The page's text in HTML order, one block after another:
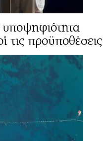
προϋποθέσεις